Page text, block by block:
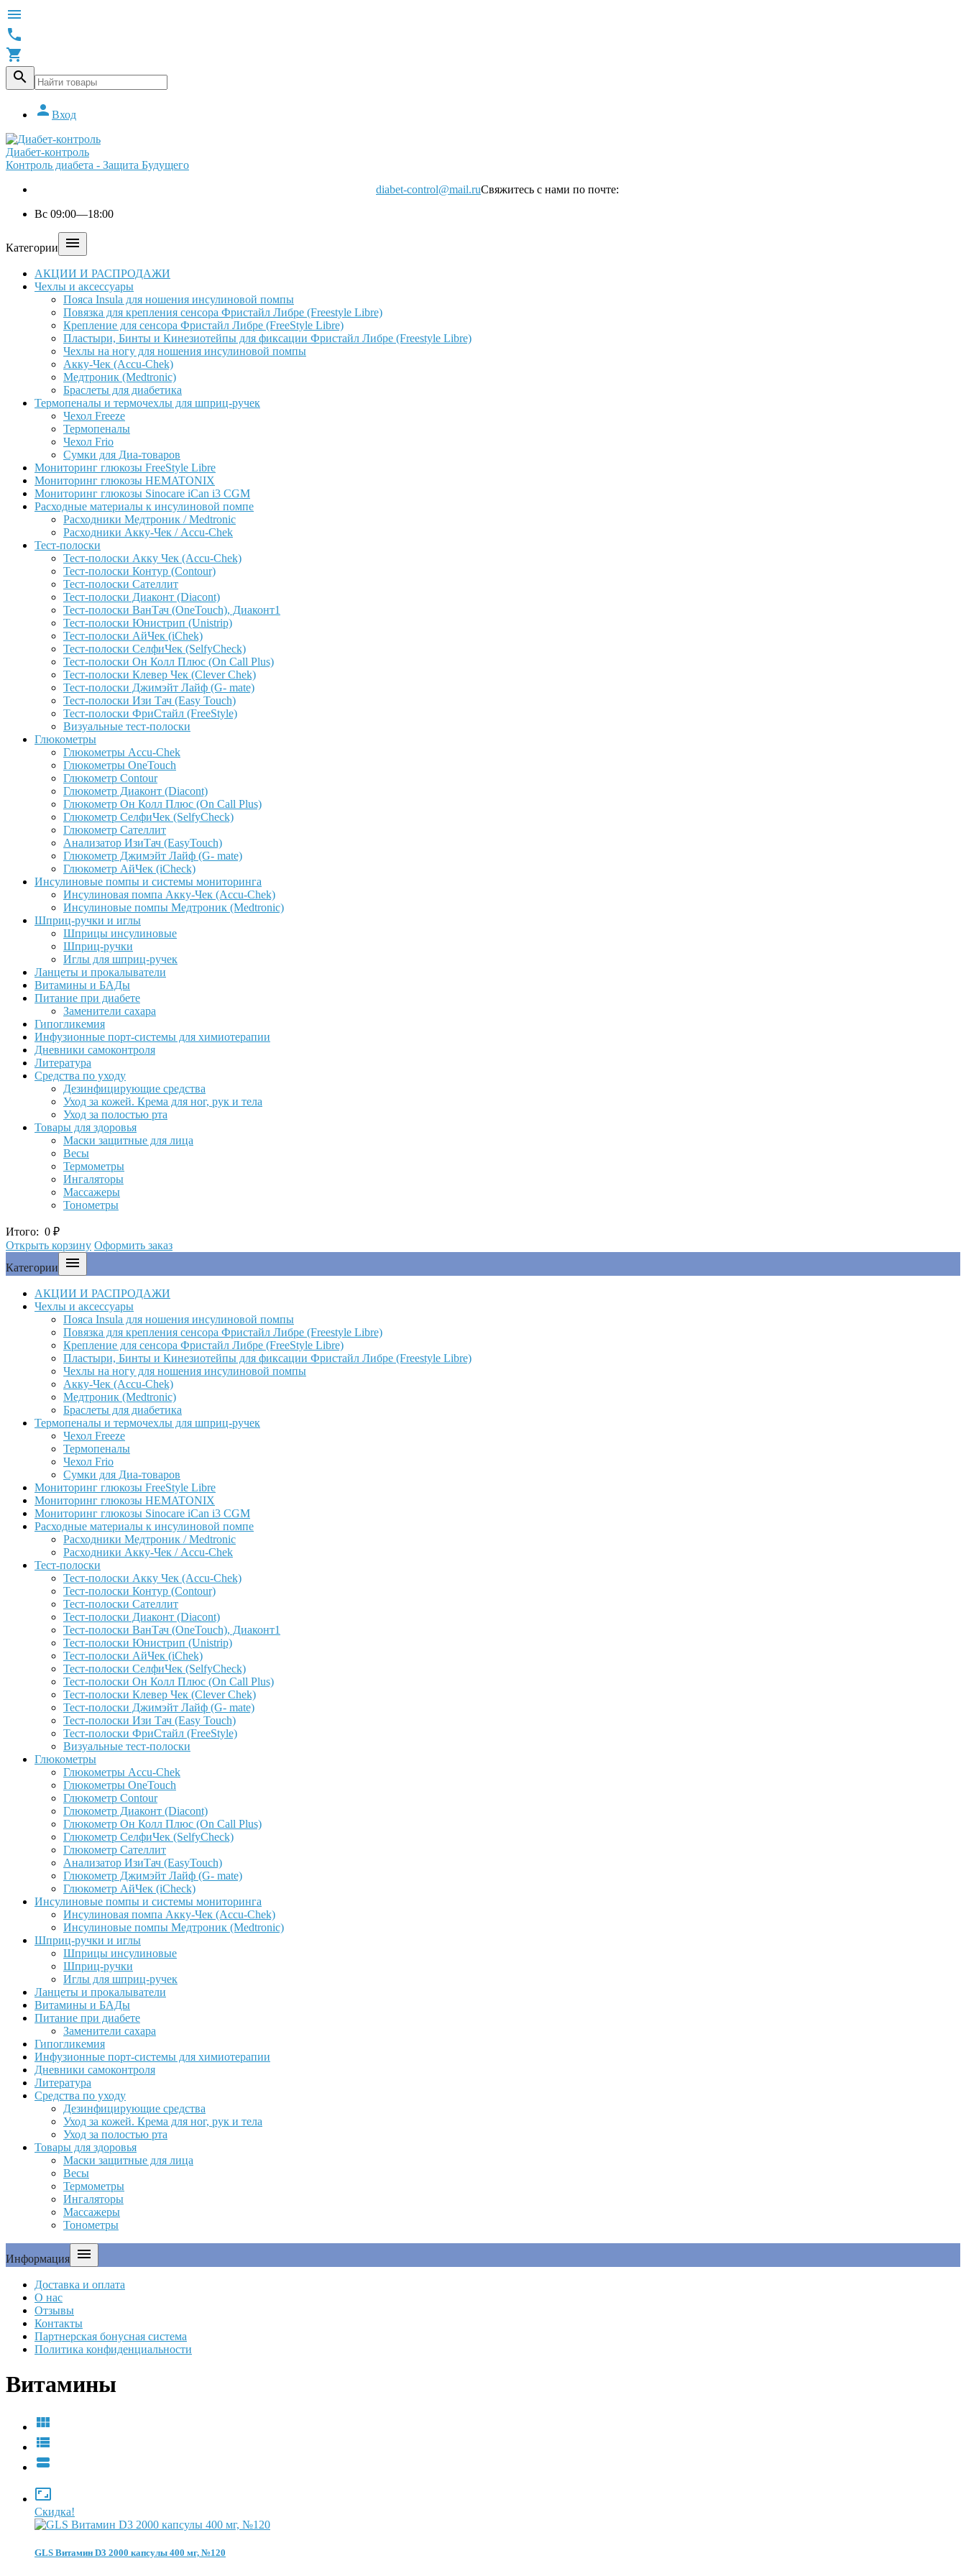




 Вход
Диабет-контроль
Контроль диабета - Защита Будущего
diabet-control@mail.ruСвяжитесь с нами по почте:
Вс 09:00—18:00
Категории 
АКЦИИ И РАСПРОДАЖИ
Чехлы и аксессуары
Пояса Insula для ношения инсулиновой помпы
Повязка для крепления сенсора Фристайл Либре (Freestyle Libre)
Крепление для сенсора Фристайл Либре (FreeStyle Libre)
Пластыри, Бинты и Кинезиотейпы для фиксации Фристайл Либре (Freestyle Libre)
Чехлы на ногу для ношения инсулиновой помпы
Акку-Чек (Accu-Chek)
Медтроник (Medtronic)
Браслеты для диабетика
Термопеналы и термочехлы для шприц-ручек
Чехол Freeze
Термопеналы
Чехол Frio
Сумки для Диа-товаров
Мониторинг глюкозы FreeStyle Libre
Мониторинг глюкозы HEMATONIX
Мониторинг глюкозы Sinocare iCan i3 CGM
Расходные материалы к инсулиновой помпе
Расходники Медтроник / Medtronic
Расходники Акку-Чек / Accu-Chek
Тест-полоски
Тест-полоски Акку Чек (Accu-Chek)
Тест-полоски Контур (Contour)
Тест-полоски Сателлит
Тест-полоски Диаконт (Diacont)
Тест-полоски ВанТач (OneTouch), Диаконт1
Тест-полоски Юнистрип (Unistrip)
Тест-полоски АйЧек (iChek)
Тест-полоски СелфиЧек (SelfyCheck)
Тест-полоски Он Колл Плюс (On Call Plus)
Тест-полоски Клевер Чек (Clever Chek)
Тест-полоски Джимэйт Лайф (G- mate)
Тест-полоски Изи Тач (Easy Touch)
Тест-полоски ФриCтайл (FreeStyle)
Визуальные тест-полоски
Глюкометры
Глюкометры Accu-Сhek
Глюкометры OneTouch
Глюкометр Contour
Глюкометр Диаконт (Diacont)
Глюкометр Он Колл Плюс (On Call Plus)
Глюкометр СелфиЧек (SelfyCheck)
Глюкометр Сателлит
Анализатор ИзиТач (EasyTouch)
Глюкометр Джимэйт Лайф (G- mate)
Глюкометр АйЧек (iCheck)
Инсулиновые помпы и системы мониторинга
Инсулиновая помпа Акку-Чек (Accu-Chek)
Инсулиновые помпы Медтроник (Medtronic)
Шприц-ручки и иглы
Шприцы инсулиновые
Шприц-ручки
Иглы для шприц-ручек
Ланцеты и прокалыватели
Витамины и БАДы
Питание при диабете
Заменители сахара
Гипогликемия
Инфузионные порт-системы для химиотерапии
Дневники самоконтроля
Литература
Средства по уходу
Дезинфицирующие средства
Уход за кожей. Крема для ног, рук и тела
Уход за полостью рта
Товары для здоровья
Маски защитные для лица
Весы
Термометры
Ингаляторы
Массажеры
Тонометры
Итого: 0 ₽
Открыть корзину Оформить заказ
Категории

АКЦИИ И РАСПРОДАЖИ
Чехлы и аксессуары
Пояса Insula для ношения инсулиновой помпы
Повязка для крепления сенсора Фристайл Либре (Freestyle Libre)
Крепление для сенсора Фристайл Либре (FreeStyle Libre)
Пластыри, Бинты и Кинезиотейпы для фиксации Фристайл Либре (Freestyle Libre)
Чехлы на ногу для ношения инсулиновой помпы
Акку-Чек (Accu-Chek)
Медтроник (Medtronic)
Браслеты для диабетика
Термопеналы и термочехлы для шприц-ручек
Чехол Freeze
Термопеналы
Чехол Frio
Сумки для Диа-товаров
Мониторинг глюкозы FreeStyle Libre
Мониторинг глюкозы HEMATONIX
Мониторинг глюкозы Sinocare iCan i3 CGM
Расходные материалы к инсулиновой помпе
Расходники Медтроник / Medtronic
Расходники Акку-Чек / Accu-Chek
Тест-полоски
Тест-полоски Акку Чек (Accu-Chek)
Тест-полоски Контур (Contour)
Тест-полоски Сателлит
Тест-полоски Диаконт (Diacont)
Тест-полоски ВанТач (OneTouch), Диаконт1
Тест-полоски Юнистрип (Unistrip)
Тест-полоски АйЧек (iChek)
Тест-полоски СелфиЧек (SelfyCheck)
Тест-полоски Он Колл Плюс (On Call Plus)
Тест-полоски Клевер Чек (Clever Chek)
Тест-полоски Джимэйт Лайф (G- mate)
Тест-полоски Изи Тач (Easy Touch)
Тест-полоски ФриCтайл (FreeStyle)
Визуальные тест-полоски
Глюкометры
Глюкометры Accu-Сhek
Глюкометры OneTouch
Глюкометр Contour
Глюкометр Диаконт (Diacont)
Глюкометр Он Колл Плюс (On Call Plus)
Глюкометр СелфиЧек (SelfyCheck)
Глюкометр Сателлит
Анализатор ИзиТач (EasyTouch)
Глюкометр Джимэйт Лайф (G- mate)
Глюкометр АйЧек (iCheck)
Инсулиновые помпы и системы мониторинга
Инсулиновая помпа Акку-Чек (Accu-Chek)
Инсулиновые помпы Медтроник (Medtronic)
Шприц-ручки и иглы
Шприцы инсулиновые
Шприц-ручки
Иглы для шприц-ручек
Ланцеты и прокалыватели
Витамины и БАДы
Питание при диабете
Заменители сахара
Гипогликемия
Инфузионные порт-системы для химиотерапии
Дневники самоконтроля
Литература
Средства по уходу
Дезинфицирующие средства
Уход за кожей. Крема для ног, рук и тела
Уход за полостью рта
Товары для здоровья
Маски защитные для лица
Весы
Термометры
Ингаляторы
Массажеры
Тонометры
Информация 
Доставка и оплата
О нас
Отзывы
Контакты
Партнерская бонусная система
Политика конфиденциальности
Витамины




Скидка!
GLS Витамин D3 2000 капсулы 400 мг, №120